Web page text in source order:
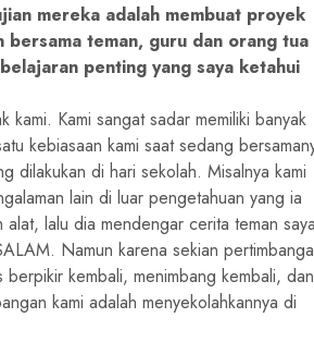
mereka adalah membuat proyek
teman, guru dan orang tua
penting yang saya ketahui
kami. Kami sangat sadar memiliki banyak
kebiasaan kami saat sedang
dilakukan di hari sekolah. Misalnya kami
lain di luar pengetahuan yang ia
lalu dia mendengar cerita teman
Namun karena sekian
kembali, menimbang kembali, dan
kami adalah menyekolahkannya di